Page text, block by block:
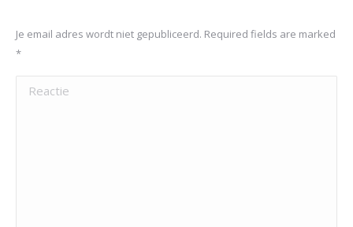
Je email adres wordt niet gepubliceerd. Required fields are marked
*
Reactie